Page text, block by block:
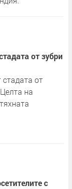
от зубри
от
на
с